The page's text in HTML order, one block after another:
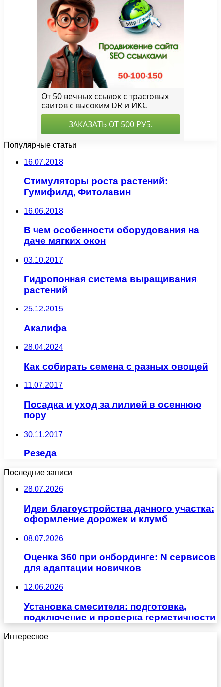
Популярные статьи
16.07.2018
Стимуляторы роста растений:
Гумифилд, Фитолавин
16.06.2018
В чем особенности оборудования на
даче мягких окон
03.10.2017
Гидропонная система выращивания
растений
25.12.2015
Акалифа
28.04.2024
Как собирать семена с разных овощей
11.07.2017
Посадка и уход за лилией в осеннюю
пору
30.11.2017
Резеда
Последние записи
28.07.2026
Идеи благоустройства дачного участка:
оформление дорожек и клумб
08.07.2026
Оценка 360 при онбординге: N сервисов
для адаптации новичков
12.06.2026
Установка смесителя: подготовка,
подключение и проверка герметичности
Интересное